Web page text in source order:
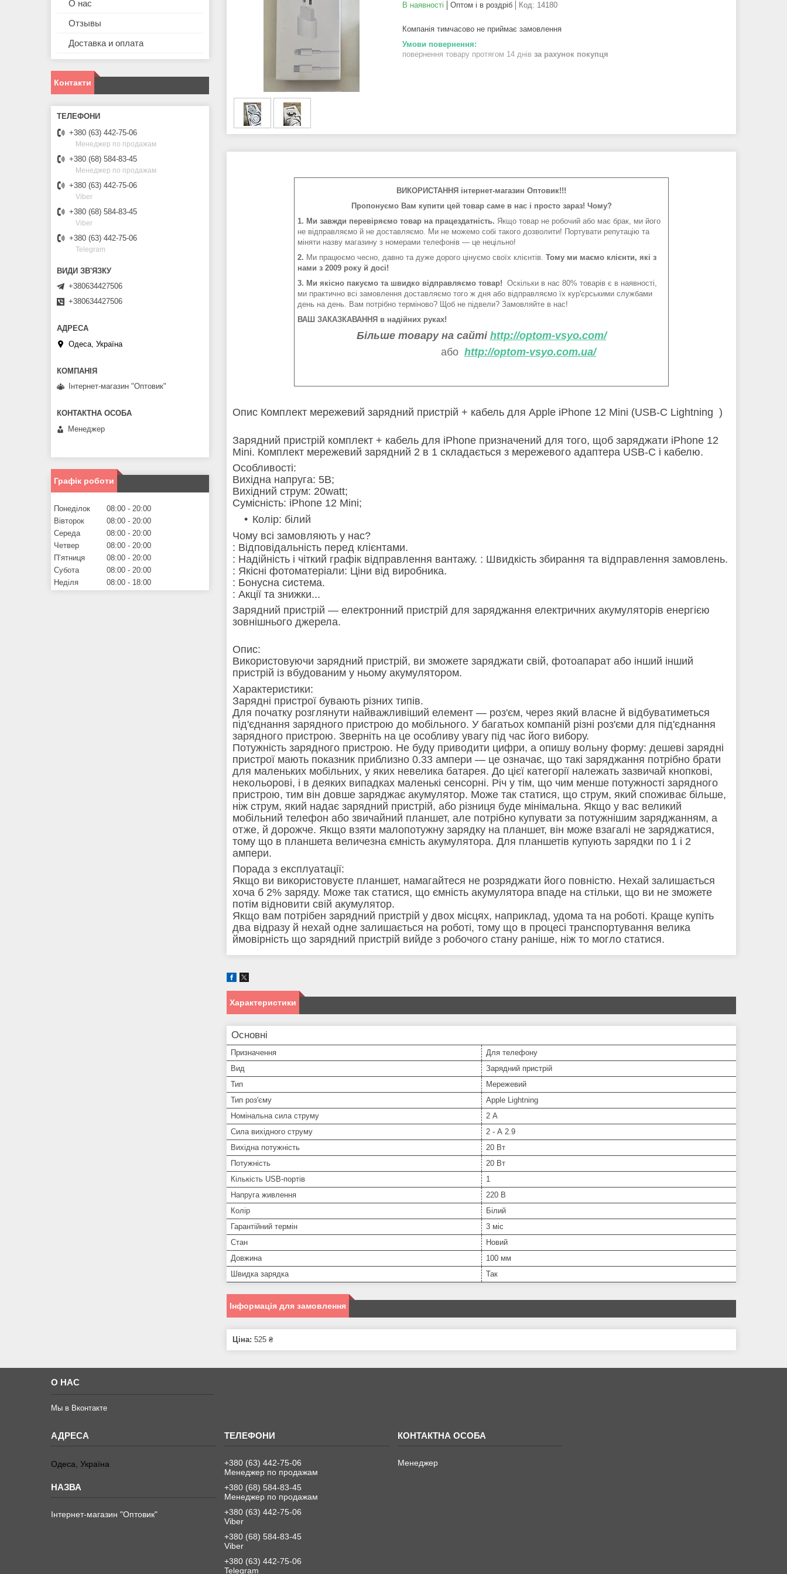
В наявності Оптом і в роздріб Код: 14180
Компанія тимчасово не приймає замовлення
повернення товару протягом 14 днів за рахунок покупця
ВИКОРИСТАННЯ інтернет-магазин Оптовик!!!
Пропонуємо Вам купити цей товар саме в нас і просто зараз! Чому?
1. Ми завжди перевіряємо товар на працездатність. Якщо товар не робочий або має брак, ми його
не відправляємо й не доставляємо. Ми не можемо собі такого дозволити! Портувати репутацію та
міняти назву магазину з номерами телефонів — це нецільно!
2. Ми працюємо чесно, давно та дуже дорого цінуємо своїх клієнтів. Тому ми маємо клієнти, які з
нами з 2009 року й досі!
3. Ми якісно пакуємо та швидко відправляємо товар! Оскільки в нас 80% товарів є в наявності,
ми практично всі замовлення доставляємо того ж дня або відправляємо їх кур'єрськими службами
день на день. Вам потрібно терміново? Щоб не підвели? Замовляйте в нас!
ВАШ ЗАКАЗКАВАННЯ в надійних руках!
Більше товару на сайті http://optom-vsyo.com/
або http://optom-vsyo.com.ua/
Опис Комплект мережевий зарядний пристрій + кабель для Apple iPhone 12 Mini (USB-C Lightning )
Зарядний пристрій комплект + кабель для iPhone призначений для того, щоб заряджати iPhone 12
Mini. Комплект мережевий зарядний 2 в 1 складається з мережевого адаптера USB-C і кабелю.
Особливості:
Вихідна напруга: 5В;
Вихідний струм: 20watt;
Сумісність: iPhone 12 Mini;
Колір: білий
Чому всі замовляють у нас?
: Відповідальність перед клієнтами.
: Надійність і чіткий графік відправлення вантажу. : Швидкість збирання та відправлення замовлень.
: Якісні фотоматеріали: Ціни від виробника.
: Бонусна система.
: Акції та знижки...
Зарядний пристрій — електронний пристрій для заряджання електричних акумуляторів енергією
зовнішнього джерела.
Опис:
Використовуючи зарядний пристрій, ви зможете заряджати свій, фотоапарат або інший інший
пристрій із вбудованим у ньому акумулятором.
Характеристики:
Зарядні пристрої бувають різних типів.
Для початку розглянути найважливіший елемент — роз'єм, через який власне й відбуватиметься
під'єднання зарядного пристрою до мобільного. У багатьох компаній різні роз'єми для під'єднання
зарядного пристрою. Зверніть на це особливу увагу під час його вибору.
Потужність зарядного пристрою. Не буду приводити цифри, а опишу вольну форму: дешеві зарядні
пристрої мають показник приблизно 0.33 ампери — це означає, що такі заряджання потрібно брати
для маленьких мобільних, у яких невелика батарея. До цієї категорії належать зазвичай кнопкові,
некольорові, і в деяких випадках маленькі сенсорні. Річ у тім, що чим менше потужності зарядного
пристрою, тим він довше заряджає акумулятор. Може так статися, що струм, який споживає більше,
ніж струм, який надає зарядний пристрій, або різниця буде мінімальна. Якщо у вас великий
мобільний телефон або звичайний планшет, але потрібно купувати за потужнішим заряджанням, а
отже, й дорожче. Якщо взяти малопотужну зарядку на планшет, він може взагалі не заряджатися,
тому що в планшета величезна ємність акумулятора. Для планшетів купують зарядки по 1 і 2
ампери.
Порада з експлуатації:
Якщо ви використовуєте планшет, намагайтеся не розряджати його повністю. Нехай залишається
хоча б 2% заряду. Може так статися, що ємність акумулятора впаде на стільки, що ви не зможете
потім відновити свій акумулятор.
Якщо вам потрібен зарядний пристрій у двох місцях, наприклад, удома та на роботі. Краще купіть
два відразу й нехай одне залишається на роботі, тому що в процесі транспортування велика
ймовірність що зарядний пристрій вийде з робочого стану раніше, ніж то могло статися.
Характеристики
Основні
Призначення
Для телефону
Вид
Зарядний пристрій
Тип
Мережевий
Тип роз'єму
Apple Lightning
Номінальна сила струму
2 А
Сила вихідного струму
2 - А 2.9
Вихідна потужність
20 Вт
Потужність
20 Вт
Кількість USB-портів
1
Напруга живлення
220 В
Колір
Білий
Гарантійний термін
3 міс
Стан
Новий
Довжина
100 мм
Швидка зарядка
Так
Інформація для замовлення
Ціна: 525 ₴
О нас
Отзывы
Доставка и оплата
Контакти
+380 (63) 442-75-06
Менеджер по продажам
+380 (68) 584-83-45
Менеджер по продажам
+380 (63) 442-75-06
Viber
+380 (68) 584-83-45
Viber
+380 (63) 442-75-06
Telegram
+380634427506
+380634427506
Одеса, Україна
Інтернет-магазин "Оптовик"
Менеджер
Графік роботи
Понеділок 08:00
20:00
Вівторок
08:00
20:00
Середа
08:00
20:00
Четвер
08:00
20:00
Пʼятниця
08:00
20:00
Субота
08:00
20:00
Неділя
08:00 18:00
О НАС
Мы в Вконтакте
Одеса, Україна
Інтернет-магазин "Оптовик"
+380 (63) 442-75-06
Менеджер по продажам
+380 (68) 584-83-45
Менеджер по продажам
+380 (63) 442-75-06
Viber
+380 (68) 584-83-45
Viber
+380 (63) 442-75-06
Telegram
Менеджер